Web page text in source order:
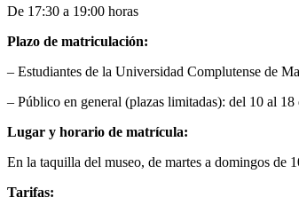
De 17:30 a 19:00 horas
Plazo de matriculación:
– Estudiantes de la Universidad Complutense de
– Público en general (plazas limitadas): del 10 al 18
Lugar y horario de matrícula:
En la taquilla del museo, de martes a domingos de
Tarifas: